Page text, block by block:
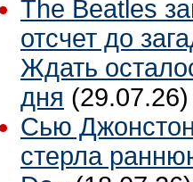
The Beatles
отсчет до
Ждать
дня (29.07.26)
Сью
стерла